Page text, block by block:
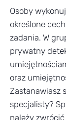
Osoby
określone
zadania. W
prywatny
oraz
Zastanawiasz
specjalisty?
należy